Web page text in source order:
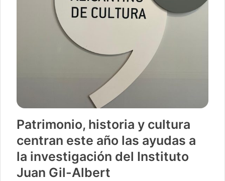
Patrimonio, historia y cultura
centran este año las ayudas a
la investigación del Instituto
Juan Gil-Albert